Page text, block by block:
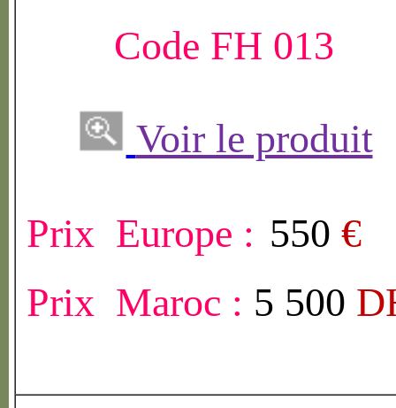
Code FH 013
Voir le produit
Prix Europe : 550 €
Prix Maroc : 5 500